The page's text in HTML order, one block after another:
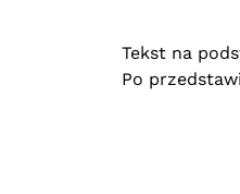
Tekst na
Po